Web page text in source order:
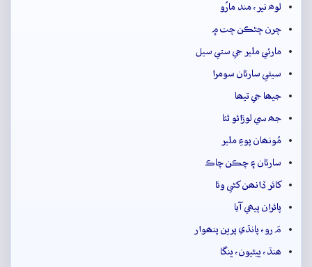
لوھ نير، مند مارُو
چرن چڻڪن چت ۾
مارئي ملير جي ستي سيل
سيئي سارئان سومرا
جيھا جي تيھا
جھ سي لوڙائو ٿئا
مُونھان پوءِ ملير
سارئان ۽ چڪن چاڪ
کائر ڏانھن کڻي وئا
پائران پيھي آيا
مَ رو، پانڌي پرين پنھوار
ھنڌ، ڀيڻيون، ڀنگا